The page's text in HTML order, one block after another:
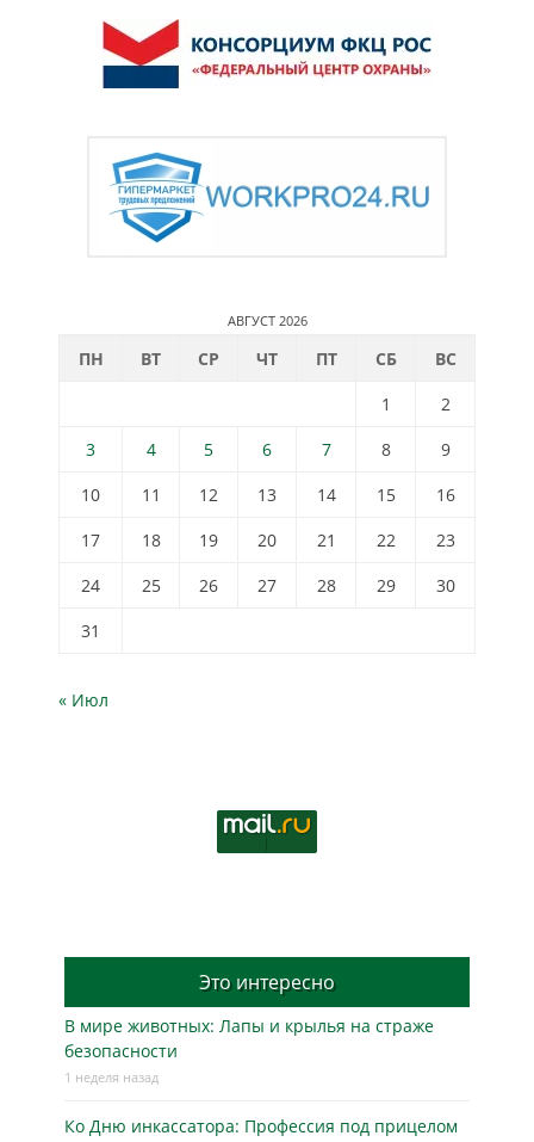
АВГУСТ 2026
ПН ВТ СР ЧТ ПТ СБ
ВС
1
2
3
4 5 6 7 8
9
10
11 12 13 14 15
16
17
18 19 20 21 22
23
24
25 26 27 28 29
30
31
« Июл
Это интересно
В мире животных: Лапы и крылья на страже
безопасности
1 неделя назад
Ко Дню инкассатора: Профессия под прицелом